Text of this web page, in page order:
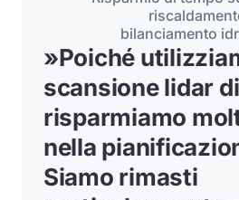
bilanciamento
»Poiché
scansione lidar
risparmiamo
nella
Siamo rimasti